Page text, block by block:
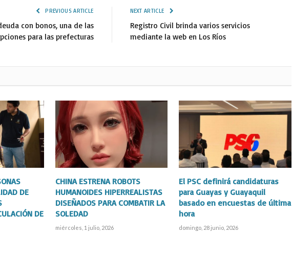
PREVIOUS ARTICLE
con bonos, una de las
para las prefecturas
NEXT ARTICLE
Registro Civil brinda varios servicios
mediante la web en Los Ríos
DE
DE
CHINA ESTRENA ROBOTS
HUMANOIDES HIPERREALISTAS
DISEÑADOS PARA COMBATIR LA
SOLEDAD
miércoles, 1 julio, 2026
El PSC definirá candidaturas
para Guayas y Guayaquil
basado en encuestas de última
hora
domingo, 28 junio, 2026